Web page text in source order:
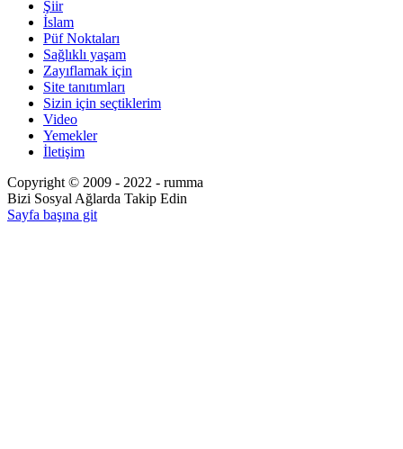
Şiir
İslam
Püf Noktaları
Sağlıklı yaşam
Zayıflamak için
Site tanıtımları
Sizin için seçtiklerim
Video
Yemekler
İletişim
Copyright © 2009 - 2022 - rumma
Bizi Sosyal Ağlarda Takip Edin
Sayfa başına git